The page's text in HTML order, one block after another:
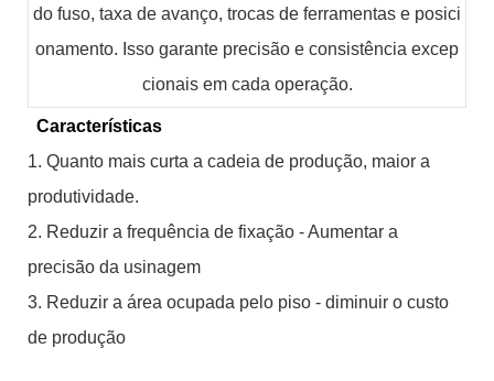
do fuso, taxa de avanço, trocas de ferramentas e posici
onamento. Isso garante precisão e consistência excep
cionais em cada operação.
Características
1. Quanto mais curta a cadeia de produção, maior a
produtividade.
2. Reduzir a frequência de fixação - Aumentar a
precisão da usinagem
3. Reduzir a área ocupada pelo piso - diminuir o custo
de produção